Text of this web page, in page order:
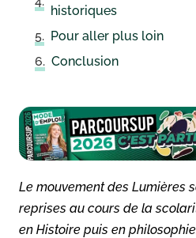
historiques
Pour aller plus loin
Conclusion
Le mouvement des Lumières
reprises au cours de la
en Histoire puis en